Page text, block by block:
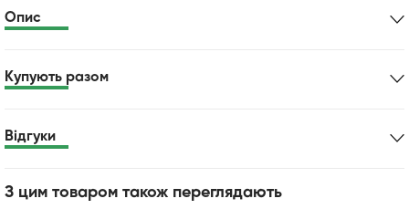
Опис
Купують разом
Відгуки
З цим товаром також переглядають